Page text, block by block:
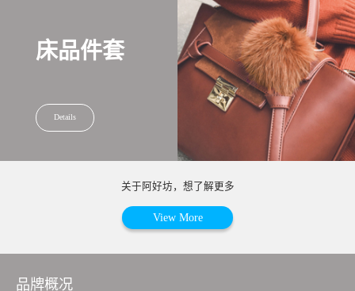
床品件套
Details
关于阿好坊，想了解更多
View More
品牌概况